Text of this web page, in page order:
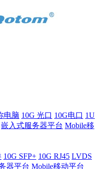
电脑 10G 光口 10G电口 1U
嵌入式服务器平台 Mobile移
10G SFP+ 10G RJ45 LVDS
器平台 Mobile移动平台